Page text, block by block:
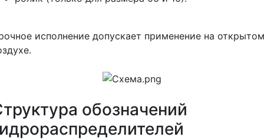
исполнение допускает применение на открытом
обозначений